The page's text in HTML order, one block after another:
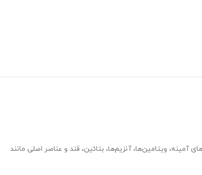
ویتامین‌ها، آنزیم‌ها، بتائین، قند و عناصر اصلی مانند